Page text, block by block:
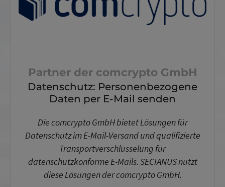
Partner der comcrypto GmbH
Datenschutz: Personenbezogene
Daten per E-Mail senden
Die comcrypto GmbH bietet Lösungen für
Datenschutz im E-Mail-Versand und qualifizierte
Transportverschlüsselung für
datenschutzkonforme E-Mails. SECIANUS nutzt
diese Lösungen der comcrypto GmbH.